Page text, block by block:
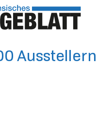
Ausstellern